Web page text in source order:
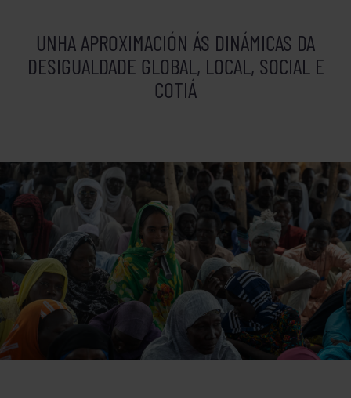
UNHA APROXIMACIÓN ÁS DINÁMICAS DA
DESIGUALDADE GLOBAL, LOCAL, SOCIAL E
COTIÁ